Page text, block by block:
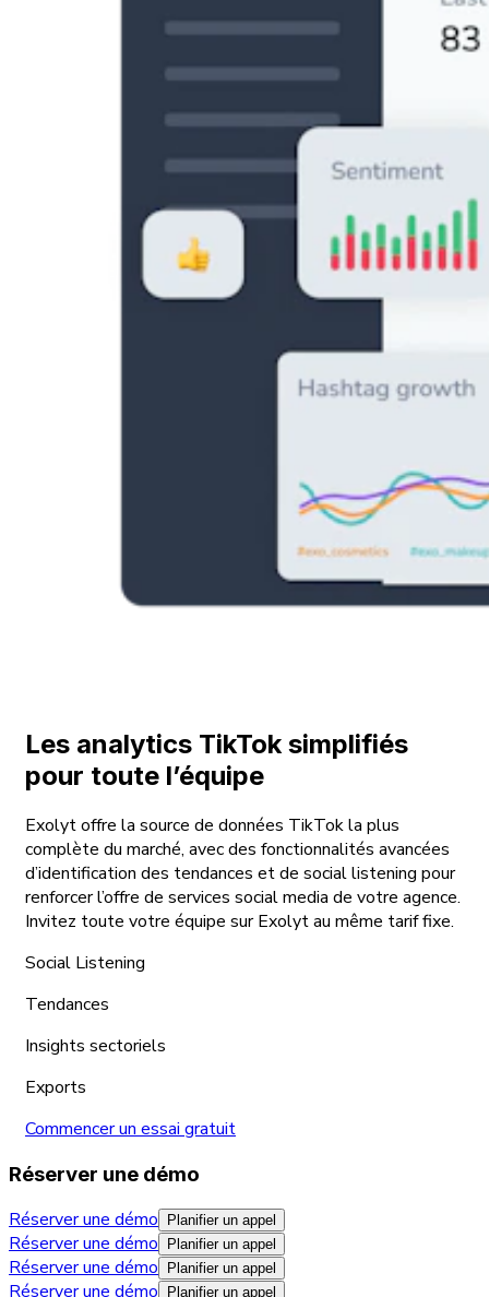
Les analytics TikTok simplifiés
pour toute l’équipe
Exolyt offre la source de données TikTok la plus
complète du marché, avec des fonctionnalités avancées
d’identification des tendances et de social listening pour
renforcer l’offre de services social media de votre agence.
Invitez toute votre équipe sur Exolyt au même tarif fixe.
Social Listening
Tendances
Insights sectoriels
Exports
Commencer un essai gratuit
Réserver une démo
Réserver une démo Planifier un appel
Réserver une démo Planifier un appel
Réserver une démo Planifier un appel
Réserver une démo Planifier un appel